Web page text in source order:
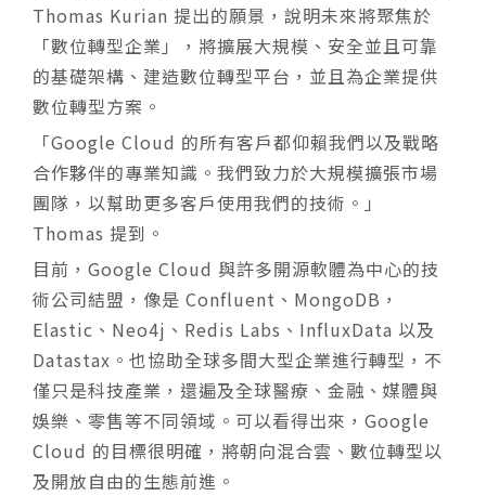
Thomas Kurian 提出的願景，說明未來將聚焦於
「數位轉型企業」，將擴展大規模、安全並且可靠
的基礎架構、建造數位轉型平台，並且為企業提供
數位轉型方案。
「Google Cloud 的所有客戶都仰賴我們以及戰略
合作夥伴的專業知識。我們致力於大規模擴張市場
團隊，以幫助更多客戶使用我們的技術。」
Thomas 提到。
目前，Google Cloud 與許多開源軟體為中心的技
術公司結盟，像是 Confluent、MongoDB，
Elastic、Neo4j、Redis Labs、InfluxData 以及
Datastax。也協助全球多間大型企業進行轉型，不
僅只是科技產業，還遍及全球醫療、金融、媒體與
娛樂、零售等不同領域。可以看得出來，Google
Cloud 的目標很明確，將朝向混合雲、數位轉型以
及開放自由的生態前進。